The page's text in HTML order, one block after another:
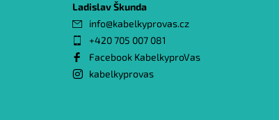
Ladislav Škunda
info@kabelkyprovas.cz
+420 705 007 081
Facebook KabelkyproVas
kabelkyprovas